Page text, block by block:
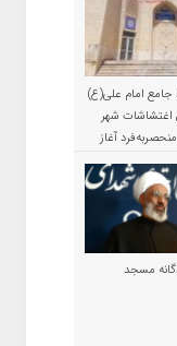
امام علی(ع)
شهر
آغاز
مسجد